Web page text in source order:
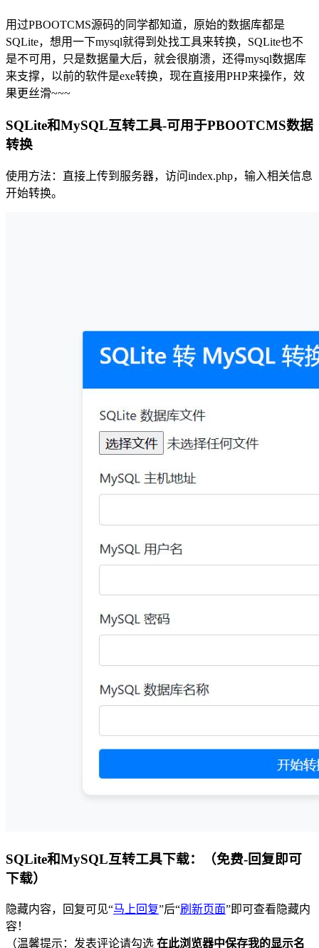
用过PBOOTCMS源码的同学都知道，原始的数据库都是
SQLite，想用一下mysql就得到处找工具来转换，SQLite也不
是不可用，只是数据量大后，就会很崩溃，还得mysql数据库
来支撑，以前的软件是exe转换，现在直接用PHP来操作，效
果更丝滑~~~
SQLite和MySQL互转工具-可用于PBOOTCMS数据
转换
使用方法：直接上传到服务器，访问index.php，输入相关信息
开始转换。
SQLite和MySQL互转工具下载：（免费-回复即可
下载）
隐藏内容，回复可见“马上回复”后“刷新页面”即可查看隐藏内
容！
（温馨提示：发表评论请勾选 在此浏览器中保存我的显示名